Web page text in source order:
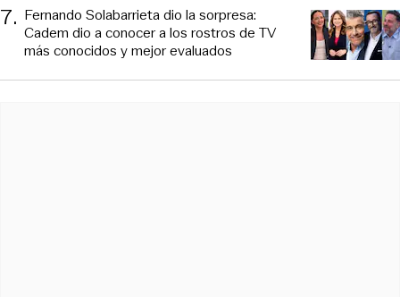
7. Fernando Solabarrieta dio la sorpresa:
Cadem dio a conocer a los rostros de TV
más conocidos y mejor evaluados